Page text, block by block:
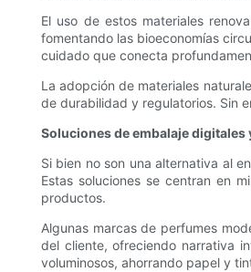
El uso de estos materiales
fomentando las bioeconomías
cuidado que conecta
La adopción de materiales
de durabilidad y regulatorios. Sin
Soluciones de embalaje digitales
Si bien no son una alternativa al
Estas soluciones se centran en
productos.
Algunas marcas de perfumes
del cliente, ofreciendo narrativa
voluminosos, ahorrando papel y